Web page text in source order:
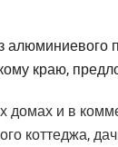
краю,
домах и в
коттеджа,